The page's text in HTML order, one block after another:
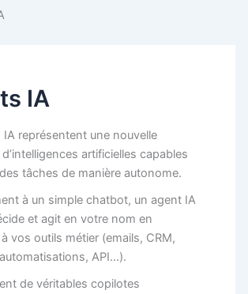
IA
IA représentent une nouvelle
artificielles capables
tâches de manière autonome.
à un simple chatbot, un agent IA
et agit en votre nom en
vos outils métier (emails, CRM,
API…).
de véritables copilotes